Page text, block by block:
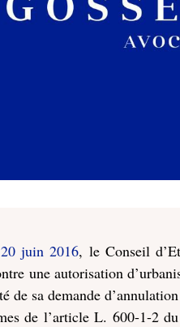
juin 2016, le Conseil
une autorisation
de sa demande
de l’article L. 600-1-2